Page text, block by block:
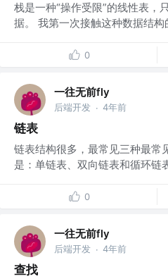
栈是一种“操作受限”的线性表，
据。 我第一次接触这种数据结构
0
一往无前fly
后端开发 · 4年前
链表
链表结构很多，最常见三种最常
是：单链表、双向链表和循环链
0
一往无前fly
后端开发 · 4年前
查找